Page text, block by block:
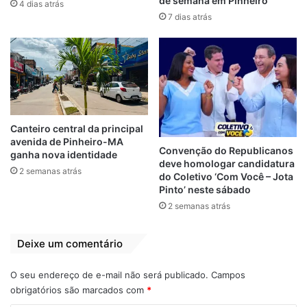
Além de coordenar a campanha, Bebianno
presidiu o PSL durante a campanha eleitoral
a pedido do próprio Bolsonaro devido à
relação de confiança entre os dois.
Demitido após pouco mais de um mês à
frente da Secretaria-Geral da Presidência,
depois de confrontar o vereador Carlos
Bolsonaro e ter seu nome associado a um
esquema de candidaturas laranjas,
Bebianno assumiu tom crítico em relação ao
governo. Em outubro de 2019, o presidente
apresentar qualquer indício, de que o ex-
aliado estava por trás do atentado contra
ele em Juiz de Fora.
4 dias atrás
7 dias atrás
Canteiro central da principal
avenida de Pinheiro-MA
ganha nova identidade
2 semanas atrás
Convenção do Republicanos
deve homologar candidatura
do Coletivo ‘Com Você – Jota
Pinto’ neste sábado
2 semanas atrás
Deixe um comentário
O seu endereço de e-mail não será publicado. Campos
obrigatórios são marcados com *